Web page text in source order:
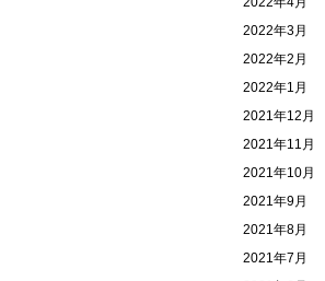
2022年3月
2022年2月
2022年1月
2021年12月
2021年11月
2021年10月
2021年9月
2021年8月
2021年7月